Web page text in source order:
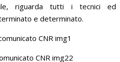
riguarda tutti i tecnici ed
e determinato.